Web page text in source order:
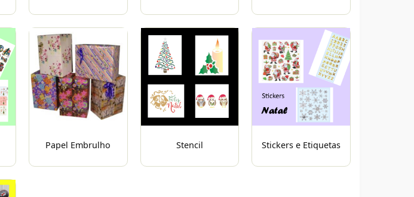
Papel Embrulho Stencil Stickers e Etiquetas